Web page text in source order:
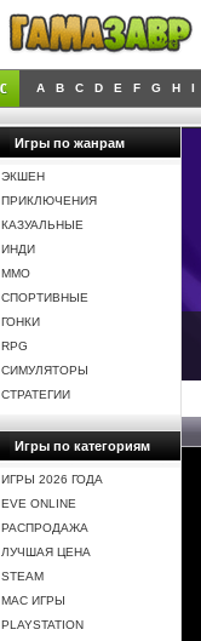
A B C D E F G H I
Игры по жанрам
ЭКШЕН
ПРИКЛЮЧЕНИЯ
КАЗУАЛЬНЫЕ
ИНДИ
MMO
СПОРТИВНЫЕ
ГОНКИ
RPG
СИМУЛЯТОРЫ
СТРАТЕГИИ
Игры по категориям
ИГРЫ 2026 ГОДА
EVE ONLINE
РАСПРОДАЖА
ЛУЧШАЯ ЦЕНА
STEAM
MAC ИГРЫ
PLAYSTATION